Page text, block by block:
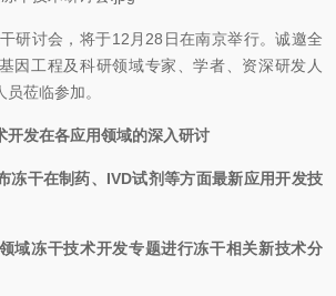
研讨会，将于12月28日在南京举行。诚邀全
因工程及科研领域专家、学者、资深研发人
莅临参加。
开发在各应用领域的深入研讨
冻干在制药、 IVD试剂等方面最新应用开发技
域冻干技术开发专题进行冻干相关新技术分